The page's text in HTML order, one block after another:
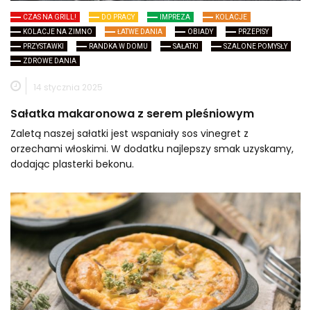
CZAS NA GRILL! DO PRACY IMPREZA
KOLACJE
KOLACJE NA ZIMNO
ŁATWE DANIA OBIADY
PRZEPISY
PRZYSTAWKI
RANDKA W DOMU SAŁATKI
SZALONE POMYSŁY
ZDROWE DANIA
14 stycznia 2025
Sałatka makaronowa z serem pleśniowym
Zaletą naszej sałatki jest wspaniały sos vinegret z
orzechami włoskimi. W dodatku najlepszy smak uzyskamy,
dodając plasterki bekonu.